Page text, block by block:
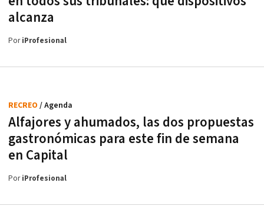
alcanza
PoriProfesional
Alfajores y ahumados, las dos propuestas
gastronómicas para este fin de semana
en Capital
RECREO / Agenda
PoriProfesional